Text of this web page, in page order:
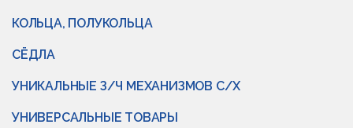
КОЛЬЦА, ПОЛУКОЛЬЦА
СЁДЛА
УНИКАЛЬНЫЕ З/Ч МЕХАНИЗМОВ С/Х
УНИВЕРСАЛЬНЫЕ ТОВАРЫ